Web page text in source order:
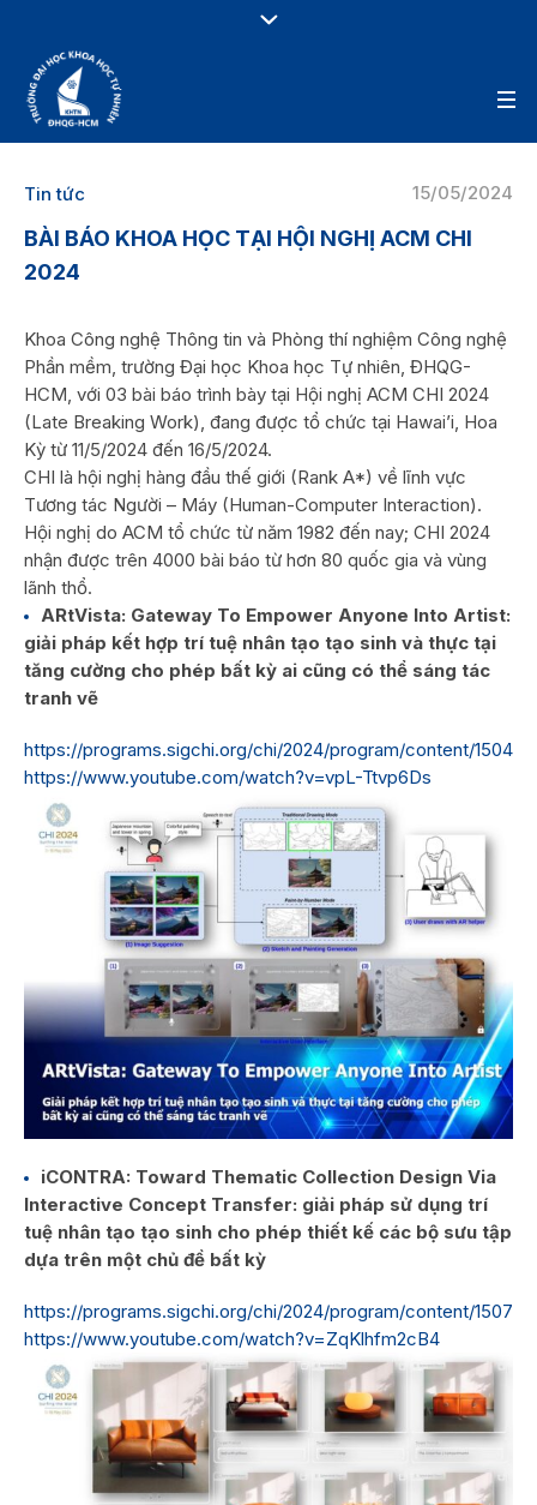
15/05/2024
Tin tức
BÀI BÁO KHOA HỌC TẠI HỘI NGHỊ ACM CHI
2024
Khoa Công nghệ Thông tin và Phòng thí nghiệm Công nghệ
Phần mềm, trường Đại học Khoa học Tự nhiên, ĐHQG-
HCM, với 03 bài báo trình bày tại Hội nghị ACM CHI 2024
(Late Breaking Work), đang được tổ chức tại Hawai’i, Hoa
Kỳ từ 11/5/2024 đến 16/5/2024.
CHI là hội nghị hàng đầu thế giới (Rank A*) về lĩnh vực
Tương tác Người – Máy (Human-Computer Interaction).
Hội nghị do ACM tổ chức từ năm 1982 đến nay; CHI 2024
nhận được trên 4000 bài báo từ hơn 80 quốc gia và vùng
lãnh thổ.
ARtVista: Gateway To Empower Anyone Into Artist:
giải pháp kết hợp trí tuệ nhân tạo tạo sinh và thực tại
tăng cường cho phép bất kỳ ai cũng có thể sáng tác
tranh vẽ
https://programs.sigchi.org/chi/2024/program/content/150466
https://www.youtube.com/watch?v=vpL-Ttvp6Ds
iCONTRA: Toward Thematic Collection Design Via
Interactive Concept Transfer: giải pháp sử dụng trí
tuệ nhân tạo tạo sinh cho phép thiết kế các bộ sưu tập
dựa trên một chủ đề bất kỳ
https://programs.sigchi.org/chi/2024/program/content/150766
https://www.youtube.com/watch?v=ZqKlhfm2cB4